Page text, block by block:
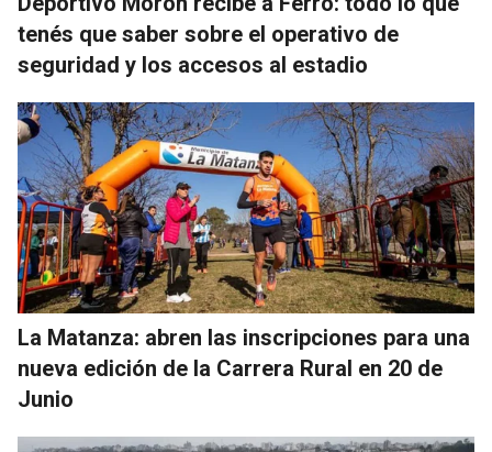
tenés que saber sobre el operativo de
seguridad y los accesos al estadio
La Matanza: abren las inscripciones para una
nueva edición de la Carrera Rural en 20 de
Junio